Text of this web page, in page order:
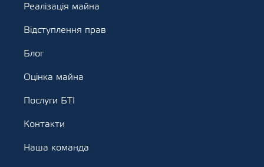
Реалізація майна
Відступлення прав
Блог
Оцінка майна
Послуги БТІ
Контакти
Наша команда